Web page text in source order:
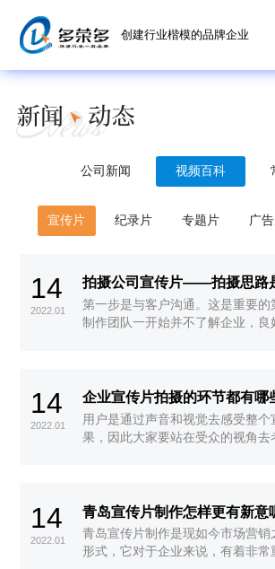
创建行业楷模的品牌企业
公司新闻 视频百科
宣传片 纪录片 专题片 广
14
2022.01
拍摄公司宣传片——拍摄思路
第一步是与客户沟通。这是重要的
制作团队一开始并不了解企业，良
14
2022.01
企业宣传片拍摄的环节都有哪
用户是通过声音和视觉去感受整个
果，因此大家要站在受众的视角去
14
2022.01
青岛宣传片制作怎样更有新意
青岛宣传片制作是现如今市场营销
形式，它对于企业来说，有着非常